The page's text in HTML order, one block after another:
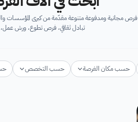
فرص مجانية ومدفوعة متنوعة مقدّمة من كبرى المؤسسات
تبادل ثقافي، فرص تطوع، ورش عمل،
حسب مكان الفرصة حسب التخصص